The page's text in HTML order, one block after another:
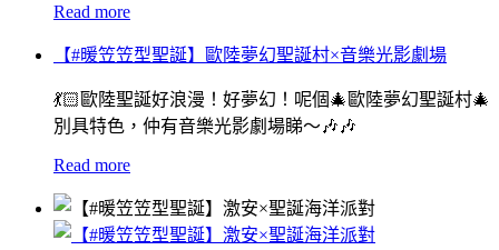
Read more
【#暖笠笠型聖誕】歐陸夢幻聖誕村×音樂光影劇場
💃🏻歐陸聖誕好浪漫！好夢幻！呢個🎄歐陸夢幻聖誕村🎄
別具特色，仲有音樂光影劇場睇～🎶🎶
Read more